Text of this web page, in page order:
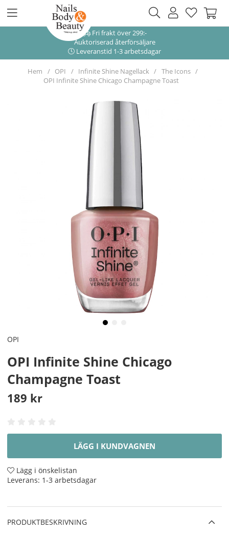
Fri frakt över 299:-
Auktoriserad återförsäljare
Leveranstid 1-3 arbetsdagar
Hem OPI Infinite Shine Nagellack
The Icons
OPI Infinite Shine Chicago Champagne Toast
OPI
OPI Infinite Shine Chicago
Champagne Toast
189 kr
LÄGG I KUNDVAGNEN
Lägg i önskelistan
Leverans: 1-3 arbetsdagar
PRODUKTBESKRIVNING